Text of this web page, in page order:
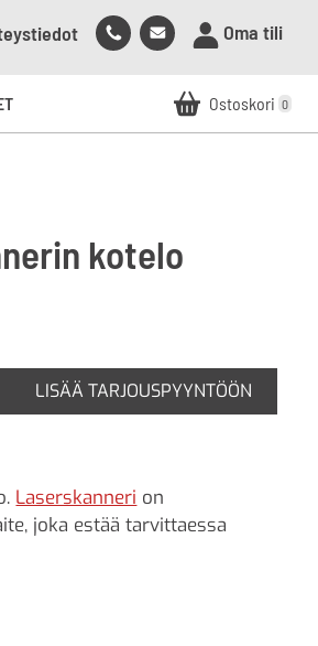
Soita
meille
Lähetä
meille
Oma tili
Ostoskori 0
kotelo
kotelo määrä
LISÄÄ TARJOUSPYYNTÖÖN
Laserskanneri on
joka estää tarvittaessa